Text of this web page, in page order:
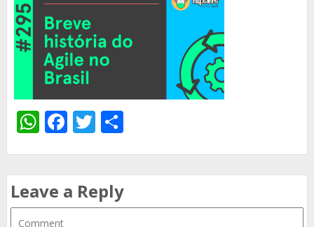
WhatsApp
Facebook
Twitter
Leave a Reply